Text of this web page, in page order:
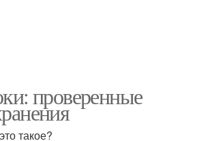
проверенные
такое?